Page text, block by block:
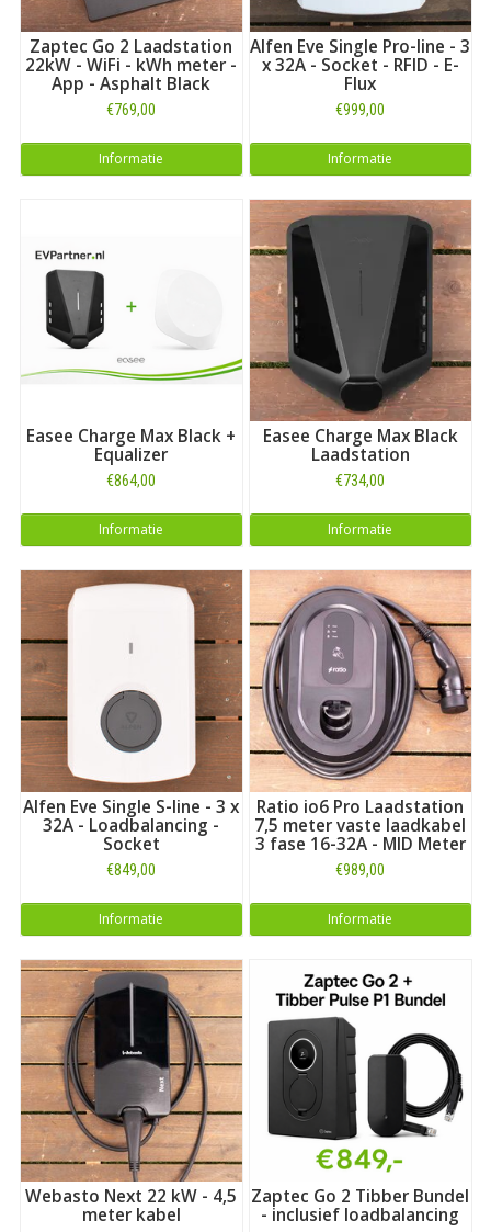
Zaptec Go 2 Laadstation
22kW - WiFi - kWh meter -
App - Asphalt Black
€769,00
Informatie
Alfen Eve Single Pro-line - 3
x 32A - Socket - RFID - E-
Flux
€999,00
Informatie
Easee Charge Max Black +
Equalizer
€864,00
Informatie
Easee Charge Max Black
Laadstation
€734,00
Informatie
Alfen Eve Single S-line - 3 x
32A - Loadbalancing -
Socket
€849,00
Informatie
Ratio io6 Pro Laadstation
7,5 meter vaste laadkabel
3 fase 16-32A - MID Meter
€989,00
Informatie
Webasto Next 22 kW - 4,5
meter kabel
Zaptec Go 2 Tibber Bundel
- inclusief loadbalancing